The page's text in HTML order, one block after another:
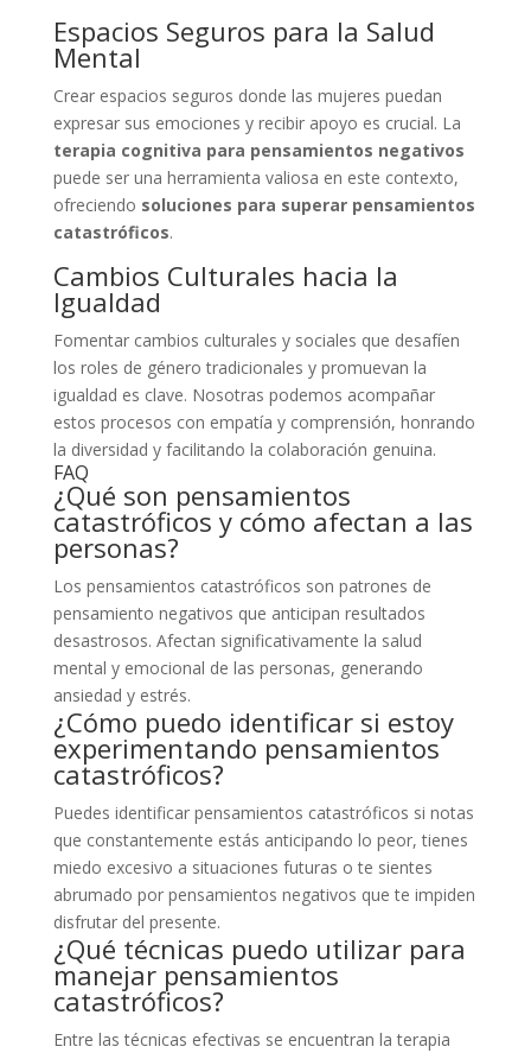
Espacios Seguros para la Salud
Mental
Crear espacios seguros donde las mujeres puedan
expresar sus emociones y recibir apoyo es crucial. La
terapia cognitiva para pensamientos negativos
puede ser una herramienta valiosa en este contexto,
ofreciendo soluciones para superar pensamientos
catastróficos.
Cambios Culturales hacia la
Igualdad
Fomentar cambios culturales y sociales que desafíen
los roles de género tradicionales y promuevan la
igualdad es clave. Nosotras podemos acompañar
estos procesos con empatía y comprensión, honrando
la diversidad y facilitando la colaboración genuina.
FAQ
¿Qué son pensamientos
catastróficos y cómo afectan a las
personas?
Los pensamientos catastróficos son patrones de
pensamiento negativos que anticipan resultados
desastrosos. Afectan significativamente la salud
mental y emocional de las personas, generando
ansiedad y estrés.
¿Cómo puedo identificar si estoy
experimentando pensamientos
catastróficos?
Puedes identificar pensamientos catastróficos si notas
que constantemente estás anticipando lo peor, tienes
miedo excesivo a situaciones futuras o te sientes
abrumado por pensamientos negativos que te impiden
disfrutar del presente.
¿Qué técnicas puedo utilizar para
manejar pensamientos
catastróficos?
Entre las técnicas efectivas se encuentran la terapia